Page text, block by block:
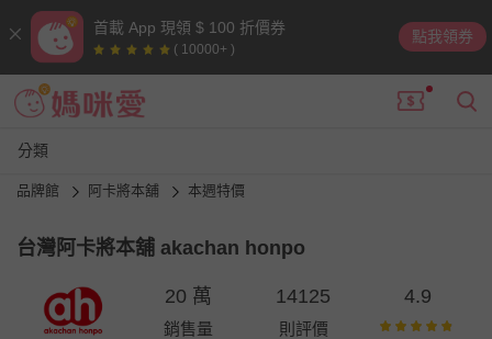
首載 App 現領 $ 100 折價券
( 10000+ )
點我領券
分類
品牌館 阿卡將本舖 本週特價
台灣阿卡將本舖 akachan honpo
20 萬
銷售量
14125
則評價
4.9